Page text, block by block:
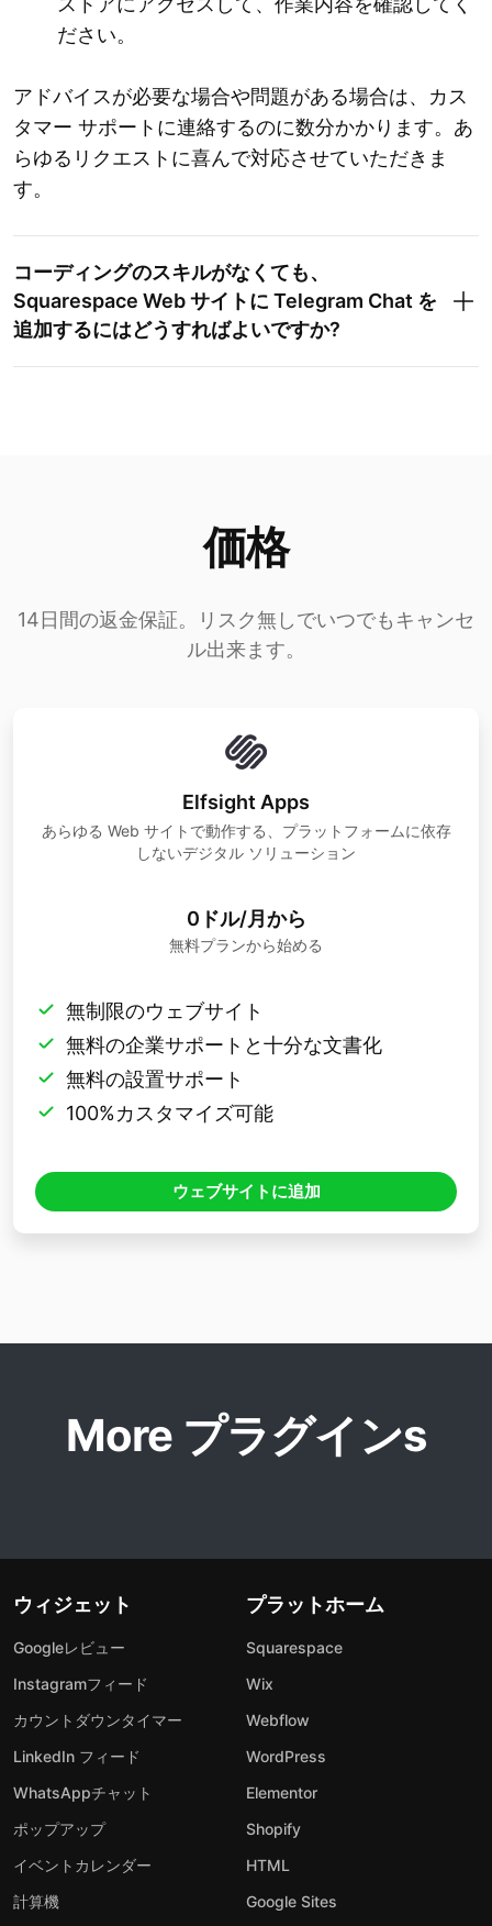
ださい。
アドバイスが必要な場合や問題がある場合は、カス
タマー サポートに連絡するのに数分かかります。あ
らゆるリクエストに喜んで対応させていただきま
す。
コーディングのスキルがなくても、
Squarespace Web サイトに Telegram Chat を
追加するにはどうすればよいですか?
価格
14日間の返金保証。リスク無しでいつでもキャンセ
ル出来ます。
Elfsight Apps
あらゆる Web サイトで動作する、プラットフォームに依存
しないデジタル ソリューション
0ドル/月から
無料プランから始める
無制限のウェブサイト
無料の企業サポートと十分な文書化
無料の設置サポート
100%カスタマイズ可能
ウェブサイトに追加
More プラグインs
ウィジェット
Googleレビュー
Instagramフィード
カウントダウンタイマー
LinkedIn フィード
WhatsAppチャット
ポップアップ
イベントカレンダー
計算機
プラットホーム
Squarespace
Wix
Webflow
WordPress
Elementor
Shopify
HTML
Google Sites